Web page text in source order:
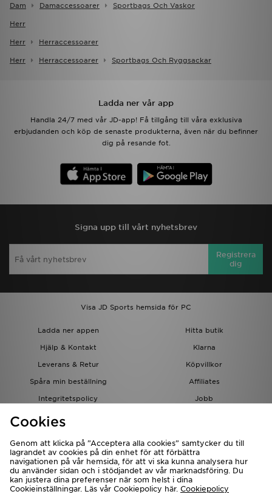
Dam Damaccessoarer Sportbags Och Vaskor
Herr
Herr Herraccessoarer
Herr Herraccessoarer Sportbags Och Ryggsackar
Ladda ner vår app
Handla 24/7 med vår JD-app! Få tillgång till våra exklusiva
erbjudanden och köp de senaste produkterna, även när du befinner
dig på resande fot.
Signa upp till vårt nyhetsbrev
Registrera
dig
Visa JD Sports hemsida för PC
Ladda ner appen
Hitta butik
Hjälp & Kontakt
Klarna
Leverans & Retur
Köpvillkor
Spåra min beställning
Affiliates
Integritetspolicy
Jobb
JD-bloggen
Cookies
Genom att klicka på ”Acceptera alla cookies” samtycker du till
lagrandet av cookies på din enhet för att förbättra
navigationen på vår hemsida, för att vi ska kunna analysera hur
du använder sidan och i stödjandet av vår marknadsföring. Du
kan justera dina preferenser när som helst i dina
Cookieinställningar. Läs vår Cookiepolicy här. Cookiepolicy